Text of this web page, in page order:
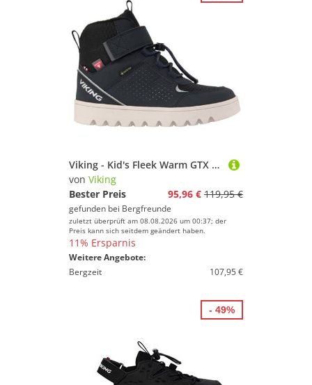
Viking - Kid's Fleek Warm GTX 1V SL - Winterschuhe Gr 34 schwarz
von Viking
Bester Preis
95,96 € 119,95 €
gefunden bei Bergfreunde
zuletzt überprüft am 08.08.2026 um 00:37; der
Preis kann sich seitdem geändert haben.
11% Ersparnis
Weitere Angebote:
Bergzeit
107,95 €
- 49%